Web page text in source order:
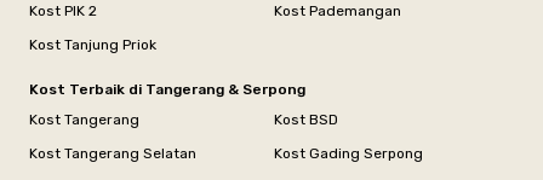
Kost PIK 2
Kost Pademangan
Kost Tanjung Priok
Kost Terbaik di Tangerang & Serpong
Kost Tangerang
Kost BSD
Kost Tangerang Selatan
Kost Gading Serpong